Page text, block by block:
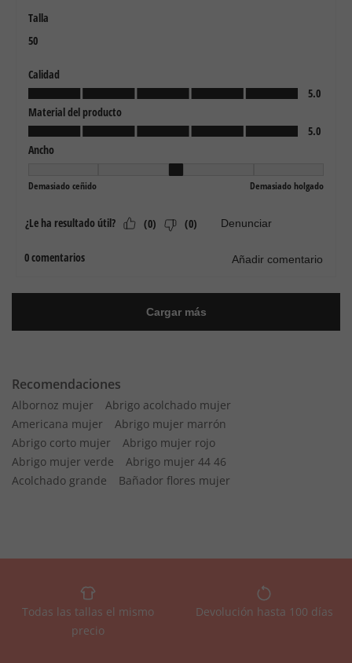
Recomendaciones
Albornoz mujer
Abrigo acolchado mujer
Americana mujer
Abrigo mujer marrón
Abrigo corto mujer
Abrigo mujer rojo
Abrigo mujer verde
Abrigo mujer 44 46
Acolchado grande
Bañador flores mujer
Todas las tallas el mismo
precio
Devolución hasta 100 días